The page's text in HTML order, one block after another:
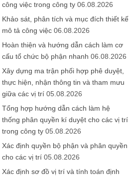
công việc trong công ty 06.08.2026
Khảo sát, phân tích và mục đích thiết kế
mô tả công việc 06.08.2026
Hoàn thiện và hướng dẫn cách làm cơ
cấu tổ chức bộ phận nhanh 06.08.2026
Xây dựng ma trận phối hợp phê duyệt,
thực hiện, nhận thông tin và tham mưu
giữa các vị trí 05.08.2026
Tổng hợp hướng dẫn cách làm hệ
thống phân quyền kí duyệt cho các vị trí
trong công ty 05.08.2026
Xác định quyền bộ phận và phân quyền
cho các vị trí 05.08.2026
Xác định sơ đồ vị trí và tính toán định